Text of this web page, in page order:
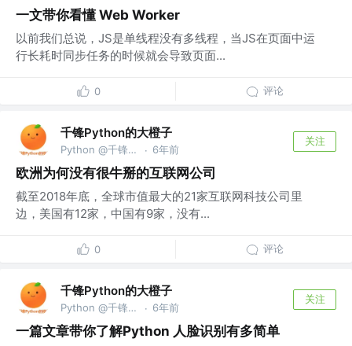
一文带你看懂 Web Worker
以前我们总说，JS是单线程没有多线程，当JS在页面中运
行长耗时同步任务的时候就会导致页面...
0 评论
千锋Python的大橙子
Python @千锋教育部 · 6年前
关注
欧洲为何没有很牛掰的互联网公司
截至2018年底，全球市值最大的21家互联网科技公司里
边，美国有12家，中国有9家，没有...
0 评论
千锋Python的大橙子
Python @千锋教育部 · 6年前
关注
一篇文章带你了解Python 人脸识别有多简单